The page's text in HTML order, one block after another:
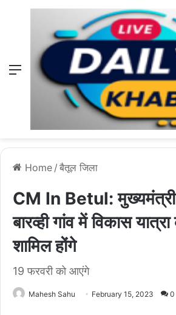
Menu
Home / बैतूल जिला
CM In Betul:
बारव्ही गांव में विकास
शामिल होंगे
19 फरवरी को आएंगे
Mahesh Sahu February 15, 2023 0